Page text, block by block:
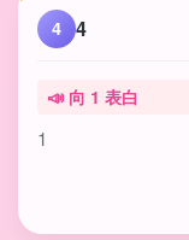
4 4
📣 向 1 表白
1